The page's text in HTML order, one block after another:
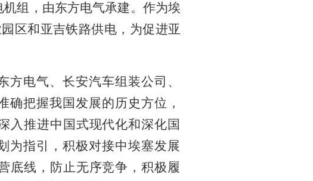
组，由东方电气承建。作为埃
区和亚吉铁路供电，为促进亚
电气、长安汽车组装公司、
确把握我国发展的历史方位，
入推进中国式现代化和深化国
为指引，积极对接中埃塞发展
底线，防止无序竞争，积极履